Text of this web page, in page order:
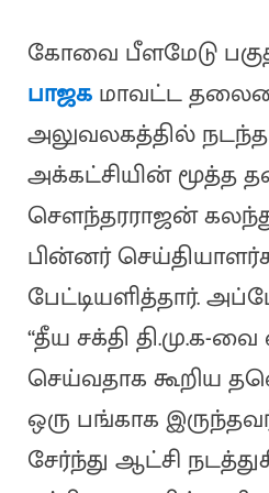
கோவை பீளமேடு
பாஜகமாவட்ட
அலுவலகத்தில் நடந்த
அக்கட்சியின் மூத்த
சௌந்தரராஜன்
பின்னர்
பேட்டியளித்தார்.
“தீய சக்தி தி.மு.க-வை
செய்வதாக கூறிய
ஒரு பங்காக
சேர்ந்து ஆட்சி